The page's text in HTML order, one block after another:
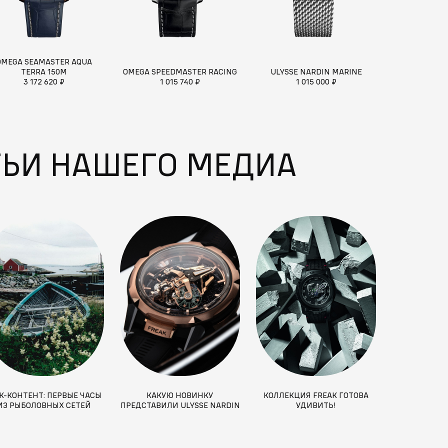
SEAMASTER AQUA
TERRA 150M
3 172 620 ₽
OMEGA SPEEDMASTER RACING
1 015 740 ₽
ULYSSE NARDIN MARINE
1 015 000 ₽
НАШЕГО МЕДИА
КОНТЕНТ: ПЕРВЫЕ ЧАСЫ
РЫБОЛОВНЫХ СЕТЕЙ
КАКУЮ НОВИНКУ
ПРЕДСТАВИЛИ ULYSSE NARDIN
КОЛЛЕКЦИЯ FREAK ГОТОВА
УДИВИТЬ!